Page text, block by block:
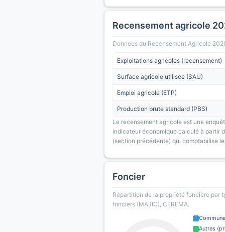
Recensement agricole
Donnees du Recensement Agricole
Exploitations agricoles (recensement)
Surface agricole utilisee (SAU)
Emploi agricole (ETP)
Production brute standard (PBS)
Le recensement agricole est une
indicateur économique calculé à partir
(section précédente) qui comptabilise
Foncier
Répartition de la propriété foncière par
fonciers (MAJIC), CEREMA.
Commune
Autres